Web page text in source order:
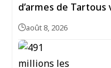
d’armes de Tartous
août 8, 2026